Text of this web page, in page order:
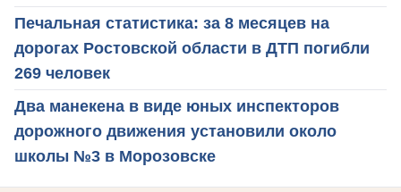
Печальная статистика: за 8 месяцев на
дорогах Ростовской области в ДТП погибли
269 человек
Два манекена в виде юных инспекторов
дорожного движения установили около
школы №3 в Морозовске